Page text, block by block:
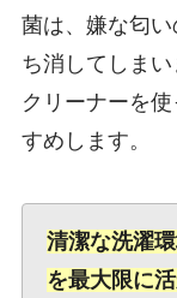
菌は、嫌な匂
ち消してしま
クリーナーを
すめします。
清潔な洗濯
を最大限に